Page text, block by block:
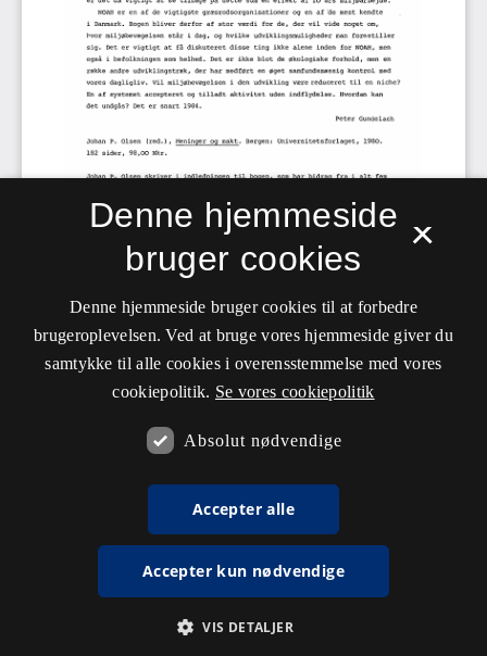
×
Denne hjemmeside
bruger cookies
Denne hjemmeside bruger cookies til at forbedre
brugeroplevelsen. Ved at bruge vores hjemmeside giver du
samtykke til alle cookies i overensstemmelse med vores
cookiepolitik. Se vores cookiepolitik
Absolut nødvendige
Accepter alle
Accepter kun nødvendige
VIS DETALJER